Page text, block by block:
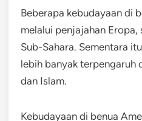
Beberapa kebudayaan di
melalui penjajahan
Sub-Sahara. Sementara
lebih banyak terpengaruh
dan Islam.
Kebudayaan di benua